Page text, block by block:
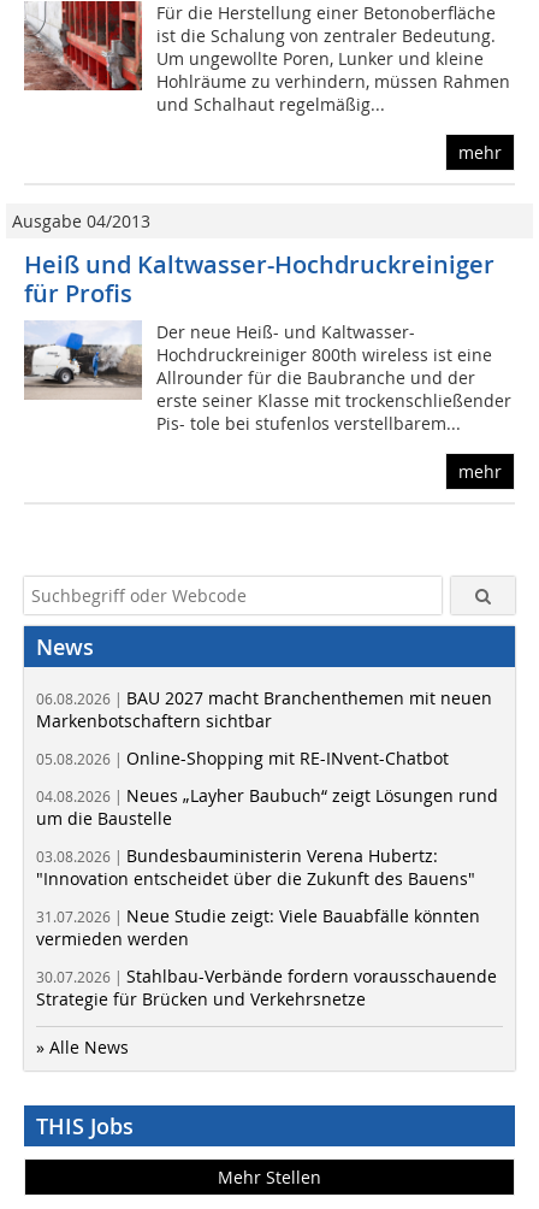
Für die Herstellung einer Betonoberfläche
ist die Schalung von zentraler Bedeutung.
Um ungewollte Poren, Lunker und kleine
Hohlräume zu verhindern, müssen Rahmen
und Schalhaut regelmäßig...
mehr
Ausgabe 04/2013
Heiß und Kaltwasser-Hochdruckreiniger
für Profis
Der neue Heiß- und Kaltwasser-
Hochdruckreiniger 800th wireless ist eine
Allrounder für die Baubranche und der
erste seiner Klasse mit trockenschließender
Pis- tole bei stufenlos verstellbarem...
mehr
News
06.08.2026 | BAU 2027 macht Branchenthemen mit neuen
Markenbotschaftern sichtbar
05.08.2026 | Online-Shopping mit RE-INvent-Chatbot
04.08.2026 | Neues „Layher Baubuch“ zeigt Lösungen rund
um die Baustelle
03.08.2026 | Bundesbauministerin Verena Hubertz:
"Innovation entscheidet über die Zukunft des Bauens"
31.07.2026 | Neue Studie zeigt: Viele Bauabfälle könnten
vermieden werden
30.07.2026 | Stahlbau-Verbände fordern vorausschauende
Strategie für Brücken und Verkehrsnetze
» Alle News
THIS Jobs
Mehr Stellen